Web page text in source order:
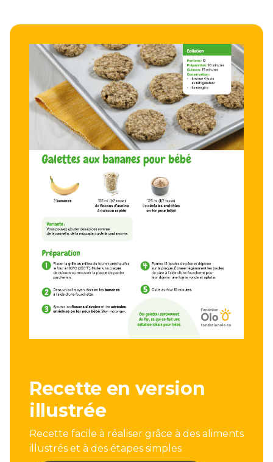
Recette en version
illustrée
Recette facile à réaliser grâce à des aliments
illustrés et à des étapes simples